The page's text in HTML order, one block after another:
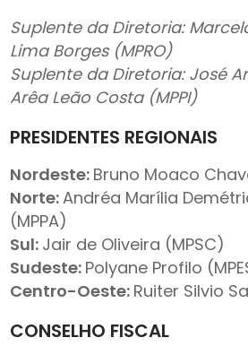
Suplente da Diretoria:
Lima Borges (MPRO)
Suplente da Diretoria: José
Arêa Leão Costa (MPPI)
PRESIDENTES REGIONAIS
Nordeste: Bruno Moaco
Norte:Andréa Marília
(MPPA)
Sul: Jair de Oliveira (MPSC)
Sudeste: Polyane Profilo
Centro-Oeste: Ruiter Silvio
CONSELHO FISCAL